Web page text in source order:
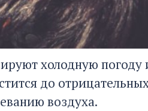
холодную
до
воздуха.